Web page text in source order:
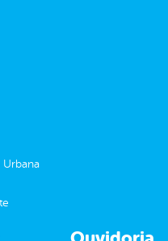
Urbana